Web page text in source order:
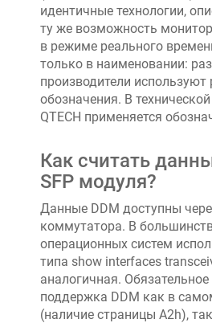
идентичные технологии,
ту же возможность
в режиме реального
только в наименовании:
производители используют
обозначения. В
QTECH применяется
Как считать
SFP модуля?
Данные DDM доступны
коммутатора. В
операционных систем
типа show interfaces
аналогичная. Обязательное
поддержка DDM как в
(наличие страницы A2h),